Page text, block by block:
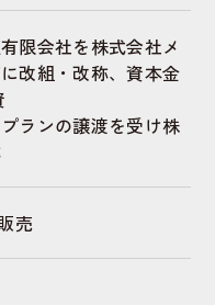
限会社を株式会社メ
改組・改称、資本金
ランの譲渡を受け株
売